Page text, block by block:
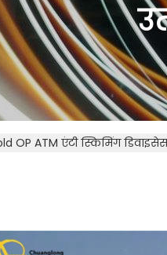
OP ATM एंटी स्किमिंग